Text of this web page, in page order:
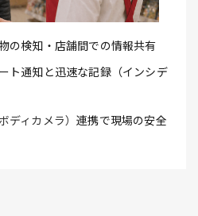
の検知・店舗間での情報共有
ト通知と迅速な記録（インシデ
ディカメラ）連携で現場の安全